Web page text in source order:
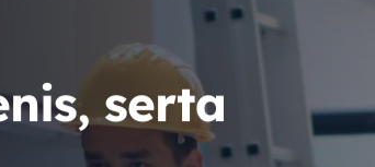
serta